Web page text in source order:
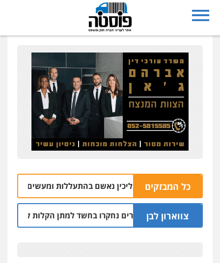
כל המבזקים
משק במושב אליכין נאשם בהתעללות ומעשים מגונים בשתי
צווארון לבן
שלושה שוטרים נחקרו בחשד למתן הקלות למועדון